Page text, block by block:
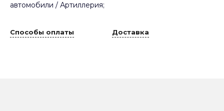
автомобили / Артиллерия;
Способы оплаты Доставка